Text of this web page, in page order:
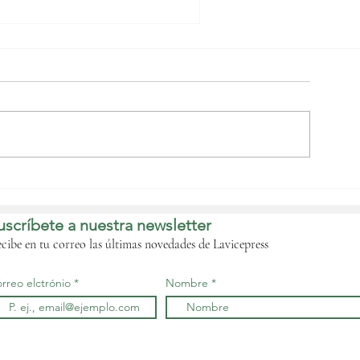
Comisión de la
acuerdan
jurídicos
a nuestra newsletter
en tu correo las últimas novedades de Lavicepress
elctrónio Nombre